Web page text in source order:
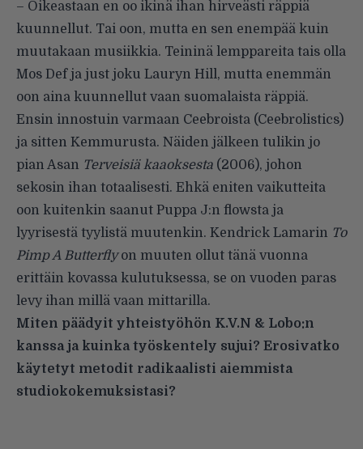
– Oikeastaan en oo ikinä ihan hirveästi räppiä
kuunnellut. Tai oon, mutta en sen enempää kuin
muutakaan musiikkia. Teininä lemppareita tais olla
Mos Def ja just joku Lauryn Hill, mutta enemmän
oon aina kuunnellut vaan suomalaista räppiä.
Ensin innostuin varmaan Ceebroista (Ceebrolistics)
ja sitten Kemmurusta. Näiden jälkeen tulikin jo
pian Asan Terveisiä kaaoksesta (2006), johon
sekosin ihan totaalisesti. Ehkä eniten vaikutteita
oon kuitenkin saanut Puppa J:n flowsta ja
lyyrisestä tyylistä muutenkin. Kendrick Lamarin To
Pimp A Butterflyon muuten ollut tänä vuonna
erittäin kovassa kulutuksessa, se on vuoden paras
levy ihan millä vaan mittarilla.
Miten päädyit yhteistyöhön K.V.N & Lobo:n
kanssa ja kuinka työskentely sujui? Erosivatko
käytetyt metodit radikaalisti aiemmista
studiokokemuksistasi?